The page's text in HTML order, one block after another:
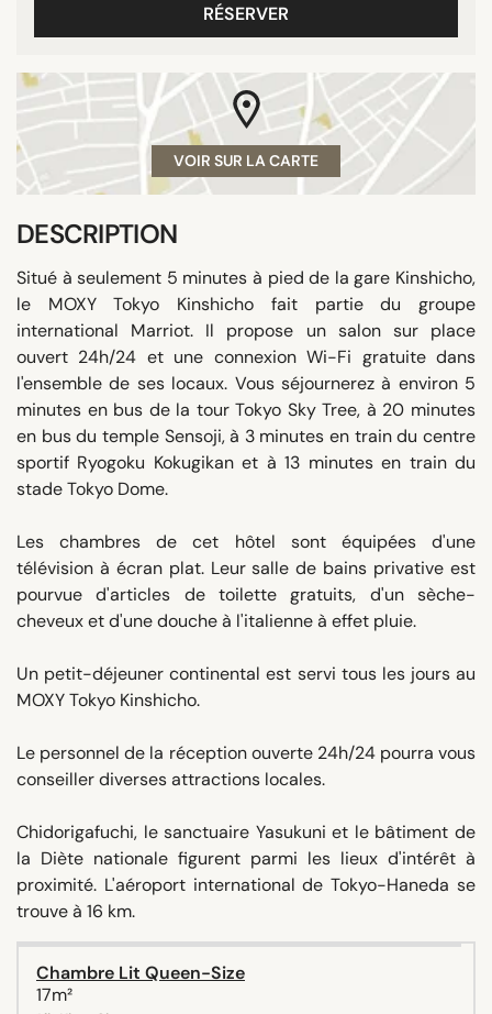
RÉSERVER
VOIR SUR LA CARTE
DESCRIPTION
Situé à seulement 5 minutes à pied de la gare Kinshicho,
le MOXY Tokyo Kinshicho fait partie du groupe
international Marriot. Il propose un salon sur place
ouvert 24h/24 et une connexion Wi-Fi gratuite dans
l'ensemble de ses locaux. Vous séjournerez à environ 5
minutes en bus de la tour Tokyo Sky Tree, à 20 minutes
en bus du temple Sensoji, à 3 minutes en train du centre
sportif Ryogoku Kokugikan et à 13 minutes en train du
stade Tokyo Dome.
Les chambres de cet hôtel sont équipées d'une
télévision à écran plat. Leur salle de bains privative est
pourvue d'articles de toilette gratuits, d'un sèche-
cheveux et d'une douche à l'italienne à effet pluie.
Un petit-déjeuner continental est servi tous les jours au
MOXY Tokyo Kinshicho.
Le personnel de la réception ouverte 24h/24 pourra vous
conseiller diverses attractions locales.
Chidorigafuchi, le sanctuaire Yasukuni et le bâtiment de
la Diète nationale figurent parmi les lieux d'intérêt à
proximité. L'aéroport international de Tokyo-Haneda se
trouve à 16 km.
Chambre Lit Queen-Size
17m²